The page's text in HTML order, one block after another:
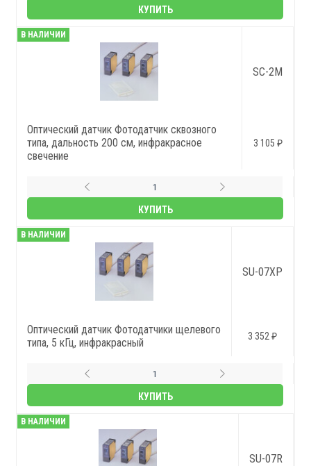
КУПИТЬ
В НАЛИЧИИ
SC-2M
Оптический датчик Фотодатчик сквозного
типа, дальность 200 см, инфракрасное
свечение
3 105 ₽
КУПИТЬ
В НАЛИЧИИ
SU-07XP
Оптический датчик Фотодатчики щелевого
типа, 5 кГц, инфракрасный
3 352 ₽
КУПИТЬ
В НАЛИЧИИ
SU-07R